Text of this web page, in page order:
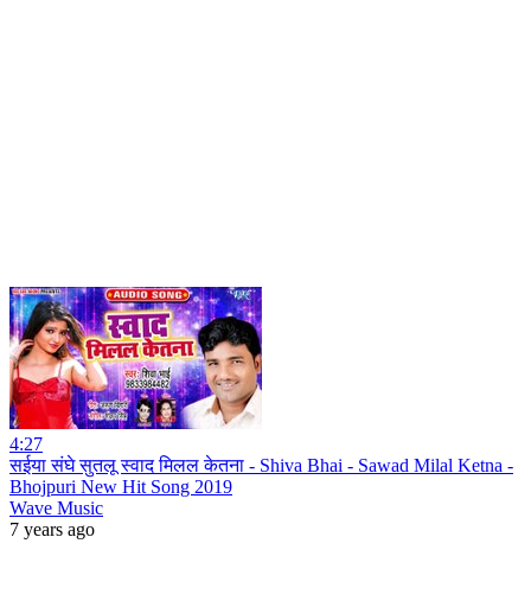
4:27
सईया संघे सुतलू स्वाद मिलल केतना - Shiva Bhai - Sawad Milal Ketna -
Bhojpuri New Hit Song 2019
Wave Music
7 years ago